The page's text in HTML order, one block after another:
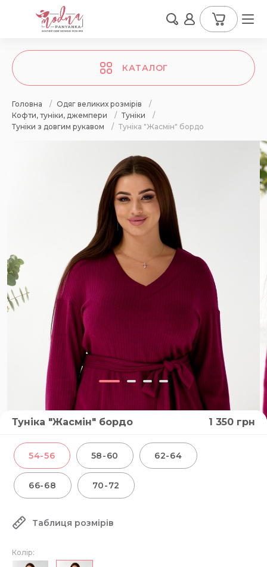
КАТАЛОГ
Головна / Одяг великих розмірів
/
Кофти, туніки, джемпери
/ Туніки
/
Туніки з довгим рукавом
/ Туніка "Жасмін" бордо
Туніка "Жасмін" бордо 1 350 грн
54-56 58-60 62-64
66-68 70-72
Таблиця розмірів
Колір: